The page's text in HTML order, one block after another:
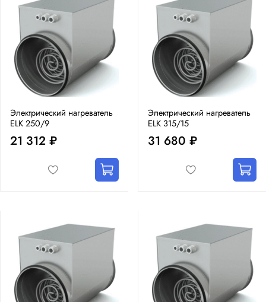
Электрический нагреватель
ELK 250/9
21 312 ₽
Электрический нагреватель
ELK 315/15
31 680 ₽